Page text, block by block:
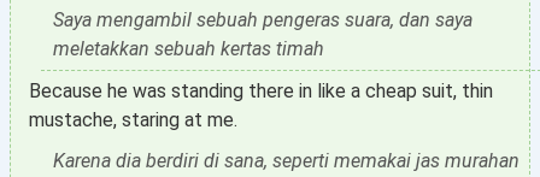
Saya mengambil sebuah pengeras suara, dan saya
meletakkan sebuah kertas timah
Because he was standing there in like a cheap suit, thin
mustache, staring at me.
Karena dia berdiri di sana, seperti memakai jas murahan